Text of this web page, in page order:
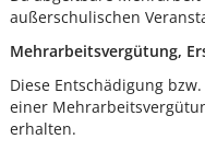
außerschulischen
Mehrarbeitsvergütung,
Diese Entschädigung
einer
erhalten.